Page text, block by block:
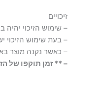
זיכויים
– שימוש הזיכוי
– בעת שימוש הזיכוי
– כאשר נקנה מוצר
– ** זמן תוקפו של